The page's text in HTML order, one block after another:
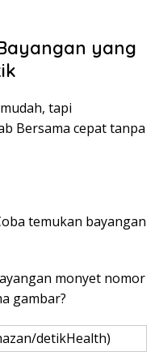
yang
tapi
Bersama cepat tanpa
temukan bayangan
monyet nomor
gambar?
detikHealth)